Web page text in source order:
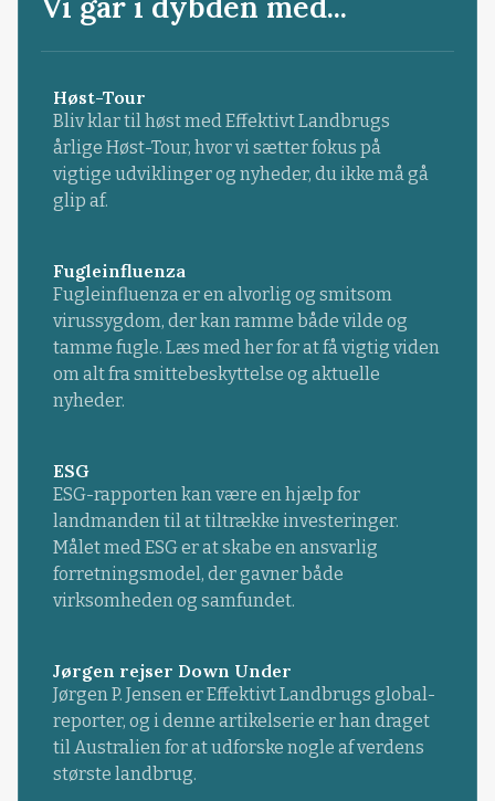
Høst-Tour
Bliv klar til høst med Effektivt Landbrugs
årlige Høst-Tour, hvor vi sætter fokus på
vigtige udviklinger og nyheder, du ikke må gå
glip af.
Fugleinfluenza
Fugleinfluenza er en alvorlig og smitsom
virussygdom, der kan ramme både vilde og
tamme fugle. Læs med her for at få vigtig viden
om alt fra smittebeskyttelse og aktuelle
nyheder.
ESG
ESG-rapporten kan være en hjælp for
landmanden til at tiltrække investeringer.
Målet med ESG er at skabe en ansvarlig
forretningsmodel, der gavner både
virksomheden og samfundet.
Jørgen rejser Down Under
Jørgen P. Jensen er Effektivt Landbrugs global-
reporter, og i denne artikelserie er han draget
til Australien for at udforske nogle af verdens
største landbrug.